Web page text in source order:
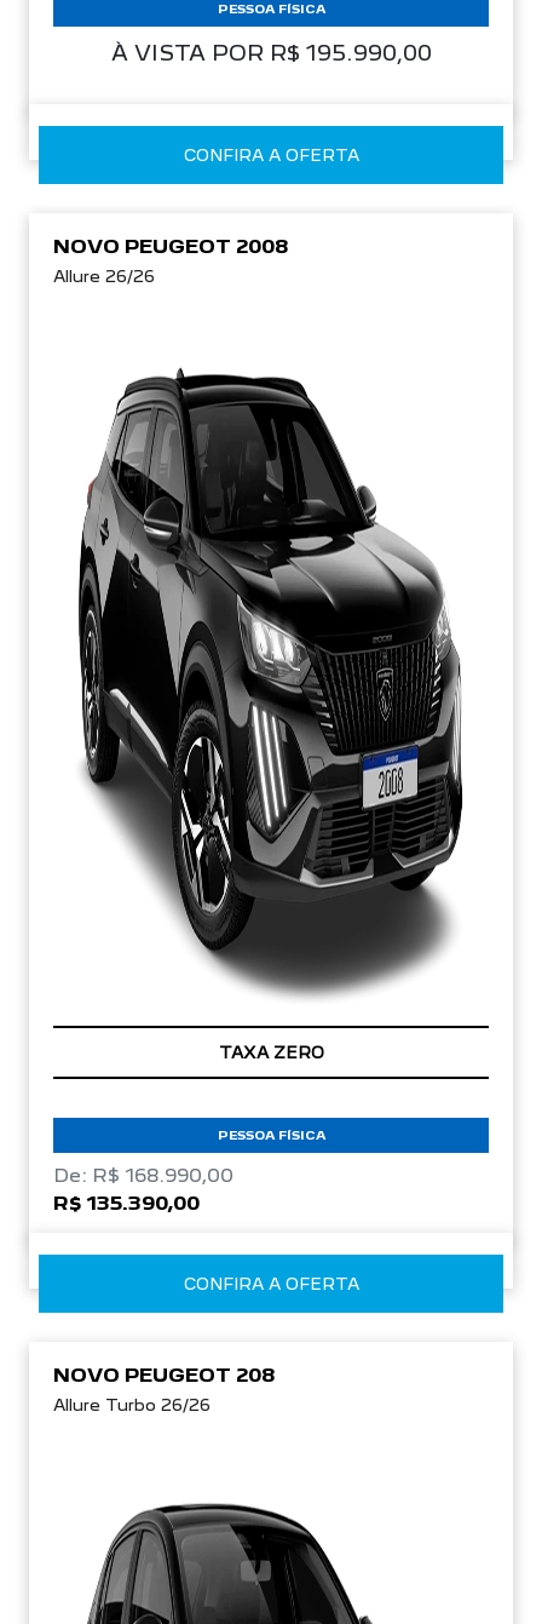
À VISTA POR R$ 195.990,00
PESSOA FÍSICA
CONFIRA A OFERTA
NOVO PEUGEOT 2008
Allure 26/26
TAXA ZERO
PESSOA FÍSICA
De: R$ 168.990,00
R$ 135.390,00
CONFIRA A OFERTA
NOVO PEUGEOT 208
Allure Turbo 26/26